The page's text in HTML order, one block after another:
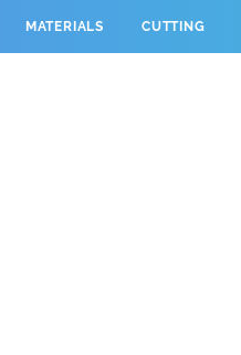
MATERIALS CUTTING